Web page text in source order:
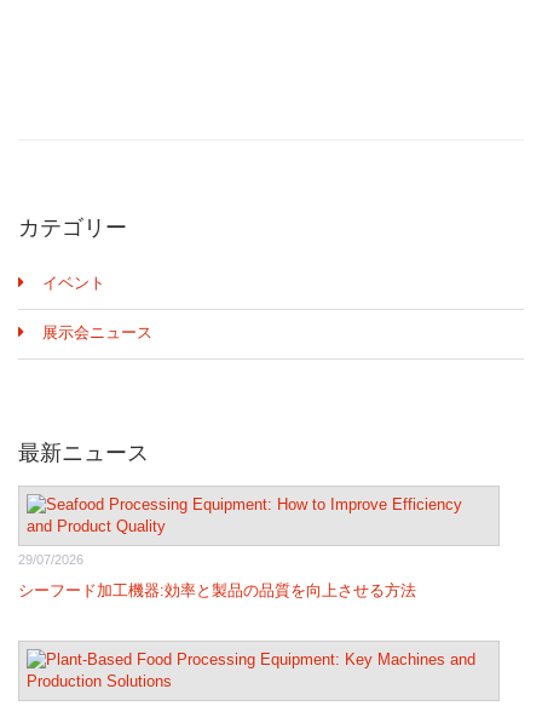
カテゴリー
イベント
展示会ニュース
最新ニュース
29/07/2026
シーフード加工機器:効率と製品の品質を向上させる方法